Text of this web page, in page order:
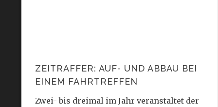
ZEITRAFFER: AUF- UND ABBAU BEI
EINEM FAHRTREFFEN
Zwei- bis dreimal im Jahr veranstaltet der